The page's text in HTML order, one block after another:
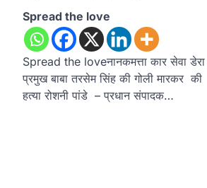
Spread the love
Spread the loveनानकमत्ता कार सेवा डेरा
प्रमुख बाबा तरसेम सिंह की गोली मारकर की
हत्या रोशनी पांडे – प्रधान संपादक…